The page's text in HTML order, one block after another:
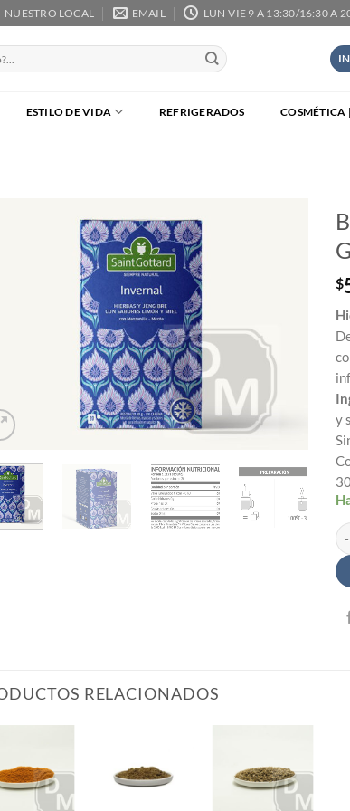
NUESTRO LOCAL EMAIL LUN-VIE 9 A 13:30/16:30 A
ESTILO DE VIDA REFRIGERADOS COSMÉTICA
$
y
RELACIONADOS